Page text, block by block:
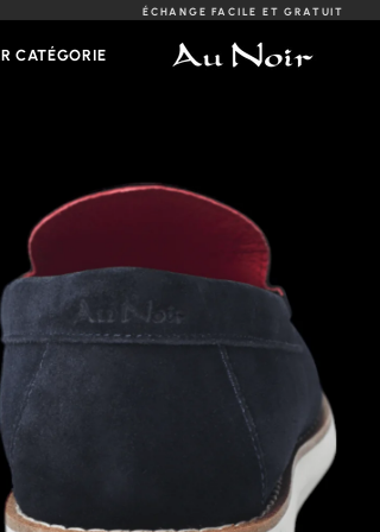
Pause
ÉCHANGE FACILE ET GRATUIT
CATÉGORIE